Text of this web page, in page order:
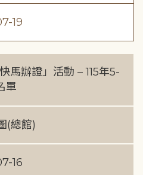
19
馬辦證」活動 – 115年5-
單
(總館)
16